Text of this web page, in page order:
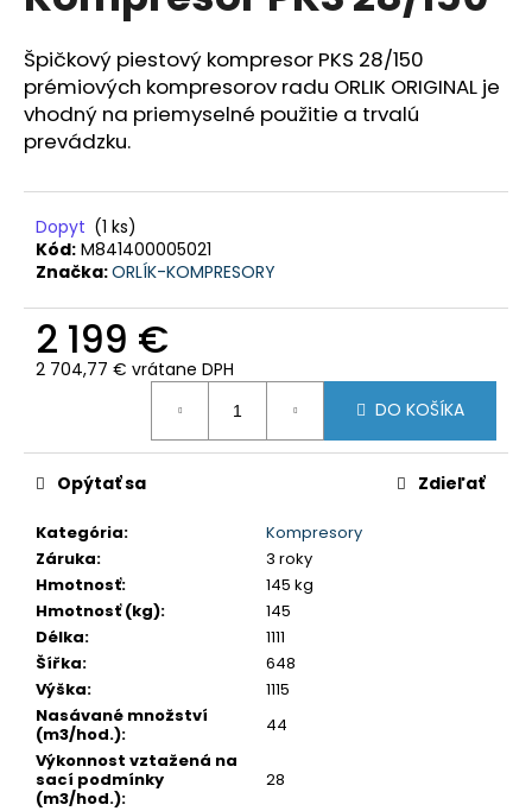
z
5
hviezdičiek.
Špičkový piestový kompresor PKS 28/150
prémiových kompresorov radu ORLIK ORIGINAL je
vhodný na priemyselné použitie a trvalú
prevádzku.
Dopyt (1 ks)
Kód: M841400005021
Značka:ORLÍK-KOMPRESORY
2 199 €
2 704,77 € vrátane DPH
DO KOŠÍKA
Kategória:
Kompresory
Záruka:
3 roky
Hmotnosť:
145 kg
Hmotnosť (kg):
145
Délka:
1111
Šířka:
648
Výška:
1115
Nasávané množství
(m3/hod.):
44
Výkonnost vztažená na
sací podmínky
(m3/hod.):
28
Opýtať sa Zdieľať
j
s
ť
?
HĽADAŤ
O
o
č
a
m
e
COMPOIL
01
(1L)
8,80
€